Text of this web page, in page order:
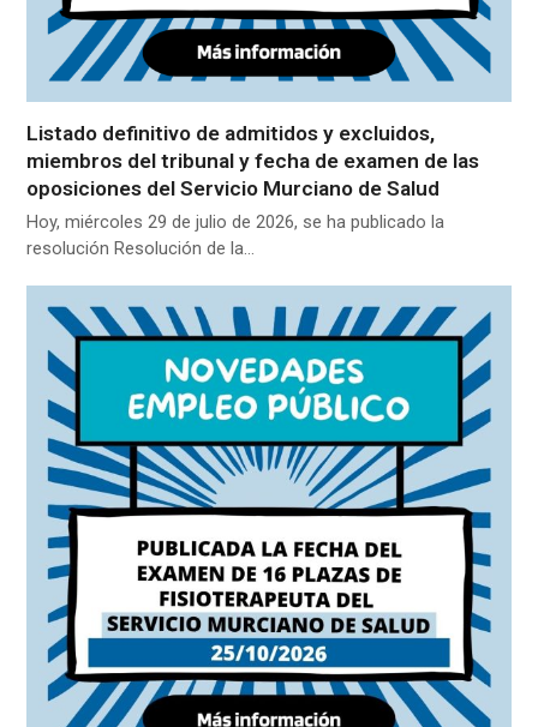
Listado definitivo de admitidos y excluidos,
miembros del tribunal y fecha de examen de las
oposiciones del Servicio Murciano de Salud
Hoy, miércoles 29 de julio de 2026, se ha publicado la
resolución Resolución de la…